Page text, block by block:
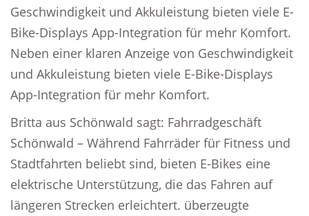
Geschwindigkeit und Akkuleistung bieten viele E-
Bike-Displays App-Integration für mehr Komfort.
Neben einer klaren Anzeige von Geschwindigkeit
und Akkuleistung bieten viele E-Bike-Displays
App-Integration für mehr Komfort.
Britta aus Schönwald sagt: Fahrradgeschäft
Schönwald – Während Fahrräder für Fitness und
Stadtfahrten beliebt sind, bieten E-Bikes eine
elektrische Unterstützung, die das Fahren auf
längeren Strecken erleichtert. überzeugte